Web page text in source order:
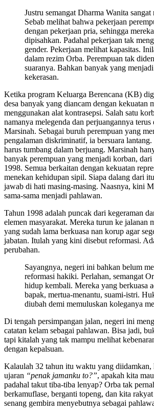
Justru semangat Dharma Wanita sangat
Sebab melihat bahwa pekerjaan
dengan pekerjaan pria, sehingga
dipisahkan. Padahal pekerjaan tak
gender. Pekerjaan melihat kapasitas.
dalam rezim Orba. Perempuan tak
suaranya. Bahkan banyak yang
kekerasan.
Ketika program Keluarga Berencana (KB)
desa banyak yang diancam dengan kekuatan
menggunakan alat kontrasepsi. Salah satu
namanya melegenda dan perjuangannya
Marsinah. Sebagai buruh perempuan yang
pengalaman diskriminatif, ia bersuara
harus tumbang dalam berjuang. Marsinah
banyak perempuan yang menjadi korban,
1998. Semua berkaitan dengan kekuatan
menekan kehidupan sipil. Siapa dalang dari
jawab di hati masing-masing. Naasnya, kini
sama-sama menjadi pahlawan.
Tahun 1998 adalah puncak dari kegeraman
elemen masyarakat. Mereka turun ke jalanan
yang sudah lama berkuasa nan korup agar
jabatan. Itulah yang kini disebut reformasi.
perubahan.
Sayangnya, negeri ini bahkan belum
reformasi hakiki. Perlahan, semangat
hidup kembali. Mereka yang berkuasa
bapak, mertua-menantu, suami-istri.
diubah demi memuluskan koleganya
Di tengah persimpangan jalan, negeri ini
catatan kelam sebagai pahlawan. Bisa jadi,
tapi kitalah yang tak mampu melihat
dengan kepalsuan.
Kalaulah 32 tahun itu waktu yang diidamkan,
ujaran “penak jamanku to?”, apakah kita
padahal takut tiba-tiba lenyap? Orba tak
berkamuflase, berganti topeng, dan kita
senang gembira menyebutnya sebagai